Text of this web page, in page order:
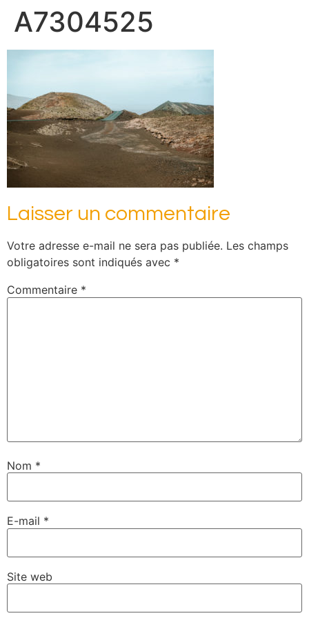
A7304525
Laisser un commentaire
Votre adresse e-mail ne sera pas publiée. Les champs
obligatoires sont indiqués avec *
Commentaire *
Nom *
E-mail *
Site web